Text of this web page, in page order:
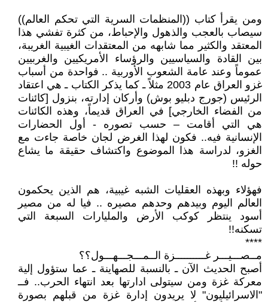
ومن يقرأ كتاب ((المنظمات السرية التي تحكم العالم))
سيصاب بالعجب والذهول والإحباط، من كثرة تفشي هذا
المعتقد والكثير مما شابهه من المعتقدات الغيبية الغريبة،
بين القادة والسياسيين والرؤساء الأمريكيين والغربيين
عموماً وعند عامة الشعوب الأوربية .. فواحدة من أسباب
غزو العراق عام 2003 مثلاً ـ كما يذكر الكتاب ـ هي اعتقاد
الرئيس (جورج دبليو بوش) وأركان إدارته، بنزول [كائنات
من الفضاء الخارجي] في العراق قديماً، وهذه الكائنات
هي التي أقامت – حسب تصوره - أول الحضارات
الإنسانية فيه.. فكون لهذا الغرض لجان خاصة جاءت مع
الغزو، لدراسة هذا الموضوع واكتشاف حقيقة ما يشاع
حوله !!
فهؤلاء وبهذه العقليات الشبه غيبية، هم الذين يحكمون
العالم اليوم وبيدهم وحدهم مصيره .. فيا له من مصير
أسود ينتظر كوكب الأرض والمليارات السبعة التي
تسكنه!!
****
مــصـــيـــر غــــــــــزة الــمـــجـــهـــول؟؟
أصبح الحديث الآن ـ بالنسبة للصهاينة ـ عما ستؤول إلية
معركة غزة ومن سيتولى ادارتها بعد انتهاء الحرب.. فــ
"الاسرائيليون" لا يريدون إدارة غزة من قبلهم بصورة